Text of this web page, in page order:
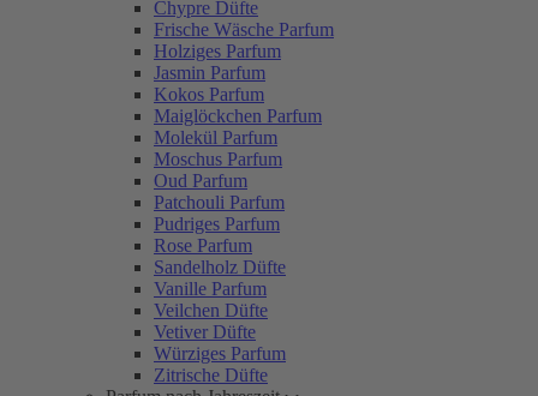
Chypre Düfte
Frische Wäsche Parfum
Holziges Parfum
Jasmin Parfum
Kokos Parfum
Maiglöckchen Parfum
Molekül Parfum
Moschus Parfum
Oud Parfum
Patchouli Parfum
Pudriges Parfum
Rose Parfum
Sandelholz Düfte
Vanille Parfum
Veilchen Düfte
Vetiver Düfte
Würziges Parfum
Zitrische Düfte